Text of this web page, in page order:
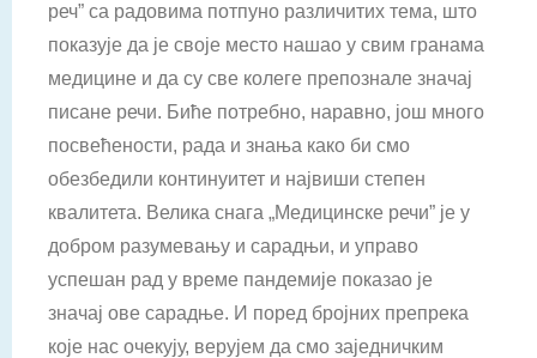
реч” са радовима потпуно различитих тема, што
показује да је своје место нашао у свим гранама
медицине и да су све колеге препознале значај
писане речи. Биће потребно, наравно, још много
посвећености, рада и знања како би смо
обезбедили континуитет и највиши степен
квалитета. Велика снага „Медицинске речи” је у
добром разумевању и сарадњи, и управо
успешан рад у време пандемије показао је
значај ове сарадње. И поред бројних препрека
које нас очекују, верујем да смо заједничким